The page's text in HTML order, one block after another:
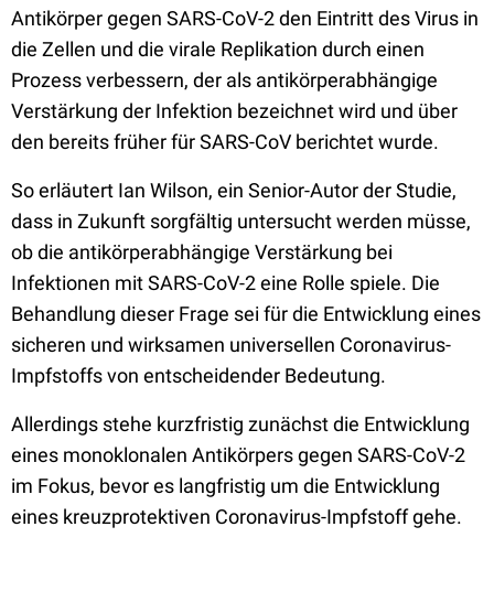
Antikörper gegen SARS-CoV-2 den Eintritt des Virus in
die Zellen und die virale Replikation durch einen
Prozess verbessern, der als antikörperabhängige
Verstärkung der Infektion bezeichnet wird und über
den bereits früher für SARS-CoV berichtet wurde.
So erläutert Ian Wilson, ein Senior-Autor der Studie,
dass in Zukunft sorgfältig untersucht werden müsse,
ob die antikörperabhängige Verstärkung bei
Infektionen mit SARS-CoV-2 eine Rolle spiele. Die
Behandlung dieser Frage sei für die Entwicklung eines
sicheren und wirksamen universellen Coronavirus-
Impfstoffs von entscheidender Bedeutung.
Allerdings stehe kurzfristig zunächst die Entwicklung
eines monoklonalen Antikörpers gegen SARS-CoV-2
im Fokus, bevor es langfristig um die Entwicklung
eines kreuzprotektiven Coronavirus-Impfstoff gehe.